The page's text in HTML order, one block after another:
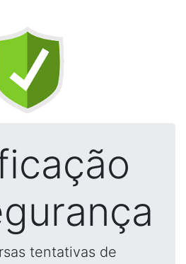
tentativas de